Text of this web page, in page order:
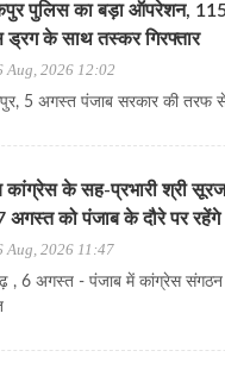
पुलिस का बड़ा ऑपरेशन, 115
के साथ तस्कर गिरफ्तार
Aug, 2026 12:02
5 अगस्त पंजाब सरकार की तरफ
कांग्रेस के सह-प्रभारी श्री
अगस्त को पंजाब के दौरे पर रहेंगे
Aug, 2026 11:47
, 6 अगस्त - पंजाब में कांग्रेस